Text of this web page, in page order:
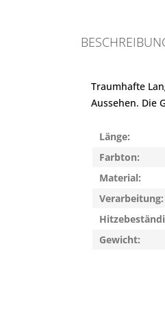
Traumhafte
Aussehen. Die
Länge:
Farbton:
Material:
Verarbeitung:
Gewicht: